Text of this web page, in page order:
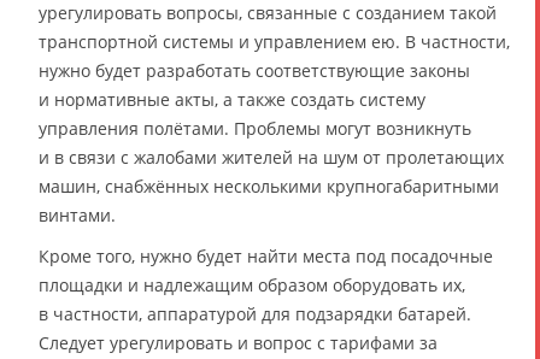
урегулировать вопросы, связанные с созданием такой
транспортной системы и управлением ею. В частности,
нужно будет разработать соответствующие законы
и нормативные акты, а также создать систему
управления полётами. Проблемы могут возникнуть
и в связи с жалобами жителей на шум от пролетающих
машин, снабжённых несколькими крупногабаритными
винтами.
Кроме того, нужно будет найти места под посадочные
площадки и надлежащим образом оборудовать их,
в частности, аппаратурой для подзарядки батарей.
Следует урегулировать и вопрос с тарифами за